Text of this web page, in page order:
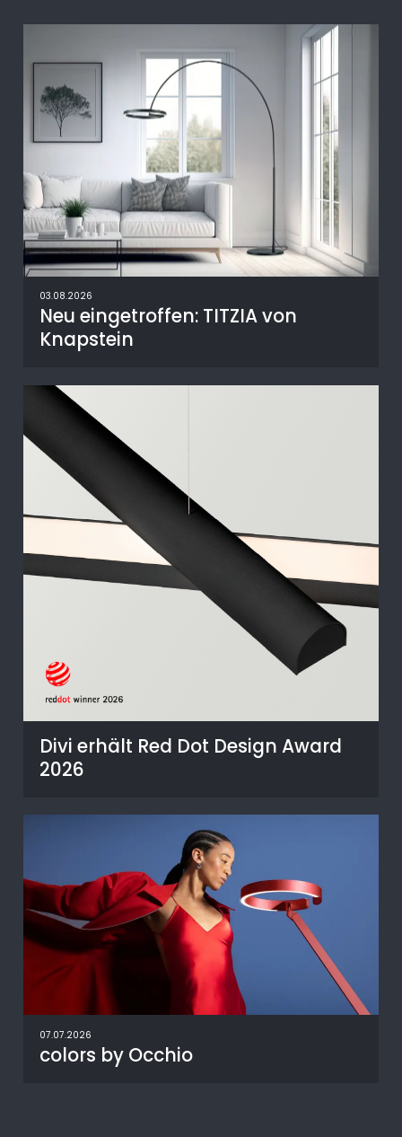
03.08.2026
Neu eingetroffen: TITZIA von
Knapstein
Divi erhält Red Dot Design Award
2026
07.07.2026
colors by Occhio